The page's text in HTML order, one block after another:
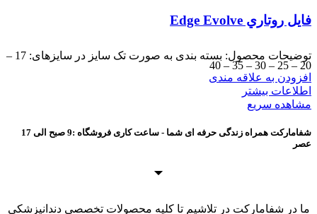
فايل روتاري Edge Evolve
توضیحات محصول: بسته بندی به صورت تک سایز در سایزهای: 17 –
20 – 25 – 30 – 35 – 40
افزودن به علاقه مندی
اطلاعات بیشتر
مشاهده سریع
شفامارکت همراه زندگی حرفه ای شما - ساعت کاری فروشگاه :9 صبح الی 17
عصر
ما در شفامارکت در تلاشیم تا کلیه محصولات تخصصی دندانپزشکی